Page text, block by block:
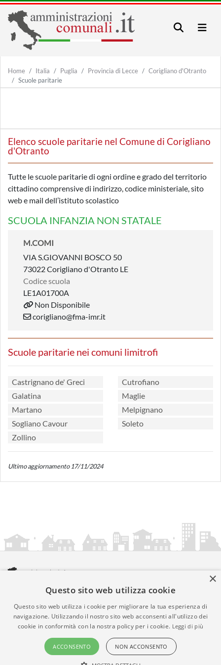
Home Italia Puglia Provincia di Lecce
Corigliano d'Otranto
Scuole paritarie
Elenco scuole paritarie nel Comune di Corigliano
d'Otranto
Tutte le scuole paritarie di ogni ordine e grado del territorio
cittadino comprensive di indirizzo, codice ministeriale, sito
web e mail dell’istituto scolastico
SCUOLA INFANZIA NON STATALE
M.COMI
VIA S.GIOVANNI BOSCO 50
73022 Corigliano d'Otranto LE
Codice scuola
LE1A01700A
Non Disponibile
corigliano@fma-imr.it
Scuole paritarie nei comuni limitrofi
Castrignano de' Greci
Cutrofiano
Galatina
Maglie
Martano
Melpignano
Sogliano Cavour
Soleto
Zollino
Ultimo aggiornamento 17/11/2024
amministrazionicomunali.it è una iniziativa diartemedia.it
© Copyright MMXXIV - P.IVA 05400000724
Informazioni sul servizio |Informativa Privacy| Informativa
Cookies • Time 0.0065
×
Questo sito web utilizza cookie
Questo sito web utilizza i cookie per migliorare la tua esperienza di
navigazione. Utilizzando il nostro sito web acconsenti all'utilizzo dei
cookie in conformità con la nostra policy per i cookie. Leggi di più
ACCONSENTO NON ACCONSENTO